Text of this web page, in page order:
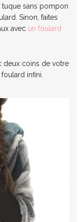
tuque sans pompon
Sinon, faites
avec un foulard
deux coins de votre
infini.